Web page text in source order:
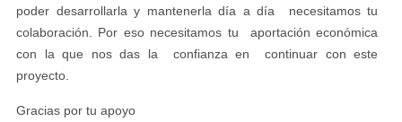
Biblioteca Diccionario
poder desarrollarla y mantenerla día a día necesitamos tu
colaboración. Por eso necesitamos tu aportación económica
con la que nos das la confianza en continuar con este
proyecto.
Gracias por tu apoyo